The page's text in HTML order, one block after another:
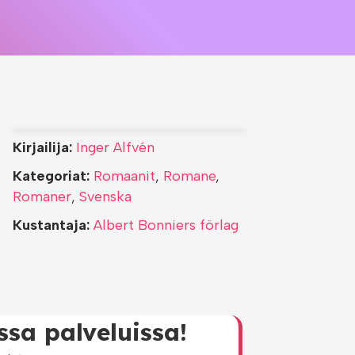
Kirjailija: Inger Alfvén
Kategoriat: Romaanit, Romane,
Romaner, Svenska
Kustantaja: Albert Bonniers förlag
palveluissa!